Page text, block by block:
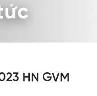
HN GVM